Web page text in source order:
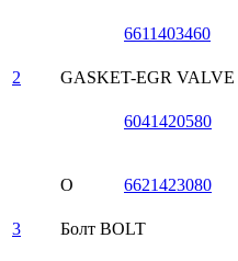
6611403460
2
GASKET-EGR VALVE
6041420580
O 6621423080
3
Болт BOLT